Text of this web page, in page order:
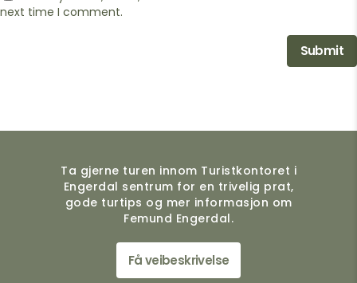
next time I comment.
Ta gjerne turen innom Turistkontoret i
Engerdal sentrum for en trivelig prat,
gode turtips og mer informasjon om
Femund Engerdal.
Få veibeskrivelse